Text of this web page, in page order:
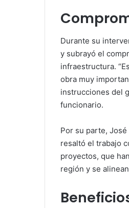
Durante su
y subrayó el
infraestructura.
obra muy
instrucciones del
funcionario.
Por su parte,
resaltó el trabajo
proyectos, que
región y se